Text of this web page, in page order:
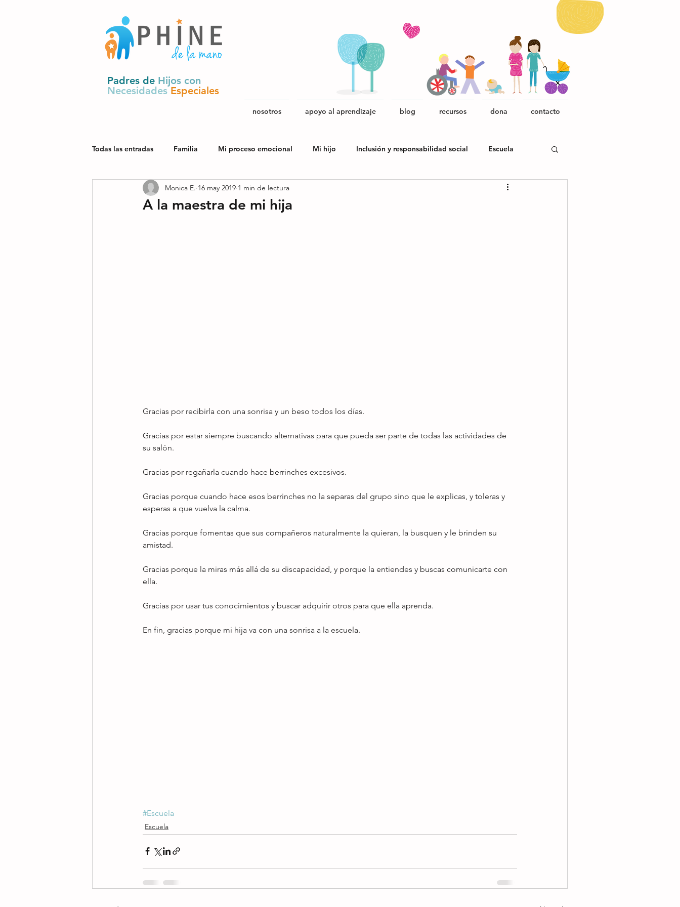
Padres de Hijos con
NecesidadesEspeciales
nosotros apoyo al aprendizaje blog recursos dona contacto
Todas las entradas Familia Mi proceso emocional Mi hijo Inclusión y responsabilidad social Escuela
Derechos y política pública
A la maestra de mi hija
Monica E. 16 may 2019 1 min de lectura
Gracias por recibirla con una sonrisa y un beso todos los días.
Gracias por estar siempre buscando alternativas para que pueda ser parte de todas las actividades de
su salón.
Gracias por regañarla cuando hace berrinches excesivos.
Gracias porque cuando hace esos berrinches no la separas del grupo sino que le explicas, y toleras y
esperas a que vuelva la calma.
Gracias porque fomentas que sus compañeros naturalmente la quieran, la busquen y le brinden su
amistad.
Gracias porque la miras más allá de su discapacidad, y porque la entiendes y buscas comunicarte con
ella.
Gracias por usar tus conocimientos y buscar adquirir otros para que ella aprenda.
En fin, gracias porque mi hija va con una sonrisa a la escuela.
#Escuela
Escuela